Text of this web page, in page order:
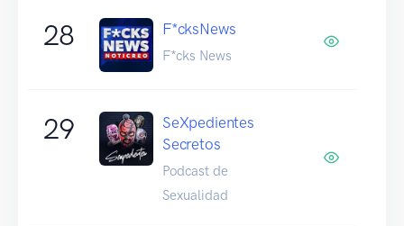
28 F*cksNews
F*cks News
29
SeXpedientes
Secretos
Podcast de
Sexualidad